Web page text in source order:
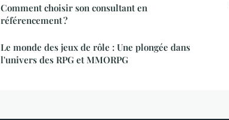
Comment choisir son consultant en
référencement ?
Le monde des jeux de rôle : Une plongée dans
l'univers des RPG et MMORPG